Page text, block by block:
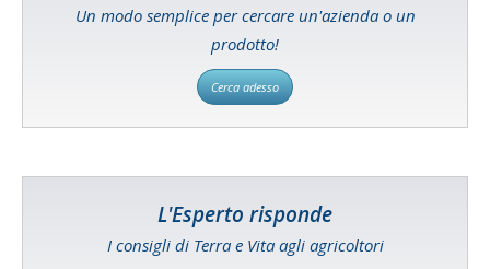
Un modo semplice per cercare un'azienda o un
prodotto!
Cerca adesso
L'Esperto risponde
I consigli di Terra e Vita agli agricoltori